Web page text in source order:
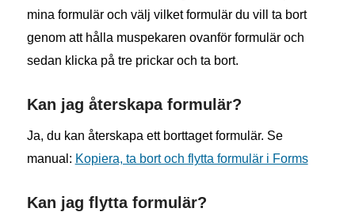
mina formulär och välj vilket formulär du vill ta bort
genom att hålla muspekaren ovanför formulär och
sedan klicka på tre prickar och ta bort.
Kan jag återskapa formulär?
Ja, du kan återskapa ett borttaget formulär. Se
manual: Kopiera, ta bort och flytta formulär i Forms
Kan jag flytta formulär?